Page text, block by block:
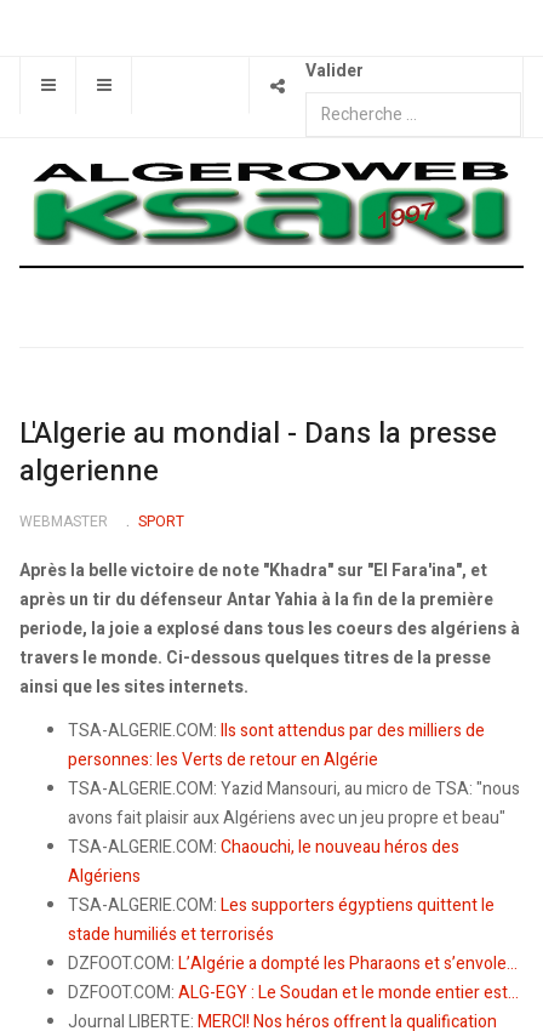
Valider
L'Algerie au mondial - Dans la presse
algerienne
WEBMASTER SPORT
Après la belle victoire de note "Khadra" sur "El Fara'ina", et
après un tir du défenseur Antar Yahia à la fin de la première
periode, la joie a explosé dans tous les coeurs des algériens à
travers le monde. Ci-dessous quelques titres de la presse
ainsi que les sites internets.
TSA-ALGERIE.COM:Ils sont attendus par des milliers de
personnes: les Verts de retour en Algérie
TSA-ALGERIE.COM: Yazid Mansouri, au micro de TSA: "nous
avons fait plaisir aux Algériens avec un jeu propre et beau"
TSA-ALGERIE.COM:Chaouchi, le nouveau héros des
Algériens
TSA-ALGERIE.COM:Les supporters égyptiens quittent le
stade humiliés et terrorisés
DZFOOT.COM:L’Algérie a dompté les Pharaons et s’envole...
DZFOOT.COM:ALG-EGY : Le Soudan et le monde entier est...
Journal LIBERTE:MERCI! Nos héros offrent la qualification